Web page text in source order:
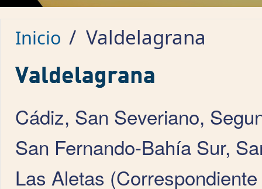
Inicio / Valdelagrana
Valdelagrana
Cádiz, San Severiano,
San Fernando-Bahía Sur,
Las Aletas